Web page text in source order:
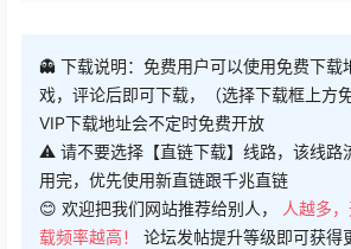
👻 下载说明：免费用户可以使用免费下载
戏，评论后即可下载，（选择下载框上方
VIP下载地址会不定时免费开放
⚠ 请不要选择【直链下载】线路，该线路
用完，优先使用新直链跟千兆直链
😊 欢迎把我们网站推荐给别人， 人越多
载频率越高！ 论坛发帖提升等级即可获得